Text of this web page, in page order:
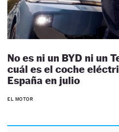
No es ni un BYD ni un
cuál es el coche
España en julio
EL MOTOR